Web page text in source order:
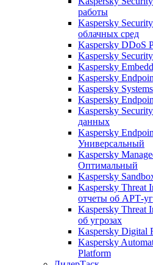
работы
Kaspersky
облачных сред
Kaspersky DDoS
Kaspersky
Kaspersky
Kaspersky
Kaspersky
Kaspersky
Kaspersky
данных
Kaspersky
Универсальный
Kaspersky
Оптимальный
Kaspersky
Kaspersky Threat
отчеты об АРТ-
Kaspersky Threat
об угрозах
Kaspersky Digital
Kaspersky
Platform